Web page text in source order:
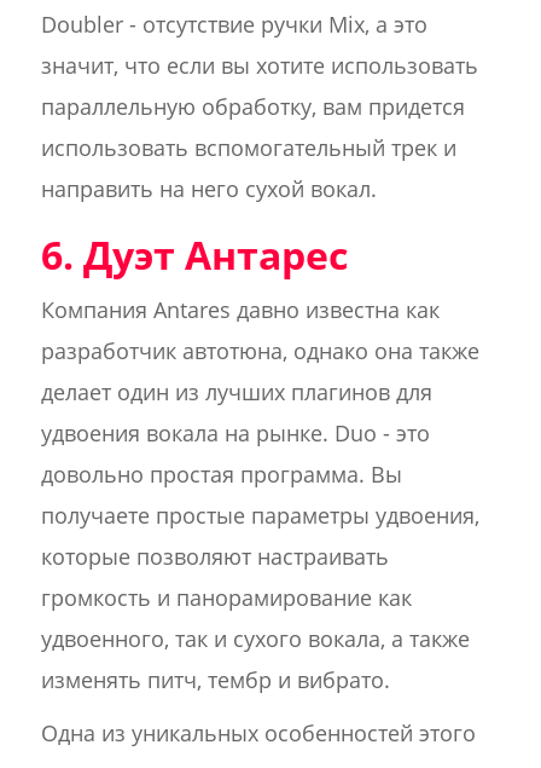
Doubler - отсутствие ручки Mix, а это
значит, что если вы хотите использовать
параллельную обработку, вам придется
использовать вспомогательный трек и
направить на него сухой вокал.
6. Дуэт Антарес
Компания Antares давно известна как
разработчик автотюна, однако она также
делает один из лучших плагинов для
удвоения вокала на рынке. Duo - это
довольно простая программа. Вы
получаете простые параметры удвоения,
которые позволяют настраивать
громкость и панорамирование как
удвоенного, так и сухого вокала, а также
изменять питч, тембр и вибрато.
Одна из уникальных особенностей этого